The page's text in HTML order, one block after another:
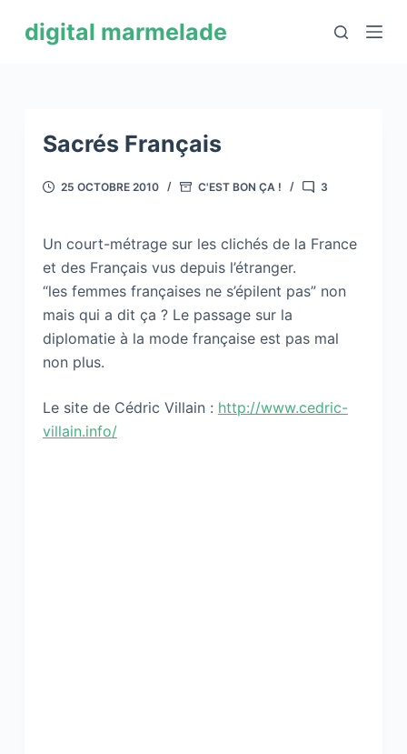
digital marmelade
Sacrés Français
25 OCTOBRE 2010 C'EST BON ÇA ! 3
Un court-métrage sur les clichés de la France
et des Français vus depuis l’étranger.
“les femmes françaises ne s’épilent pas” non
mais qui a dit ça ? Le passage sur la
diplomatie à la mode française est pas mal
non plus.
Le site de Cédric Villain : http://www.cedric-
villain.info/